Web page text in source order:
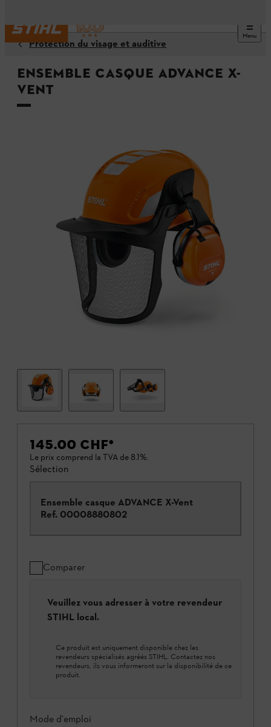
Menu
Protection du visage et auditive
Ensemble casque ADVANCE X-
Vent
145.00 CHF*
Le prix comprend la TVA de 8.1%.
Sélection
Ensemble casque ADVANCE X-Vent
Ref. 00008880802
Comparer
Veuillez vous adresser à votre revendeur
STIHL local.
Ce produit est uniquement disponible chez les
revendeurs spécialisés agréés STIHL. Contactez nos
revendeurs, ils vous informeront sur la disponibilité de ce
produit.
Mode d'emploi